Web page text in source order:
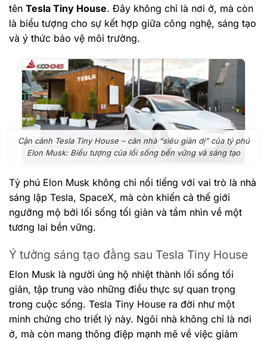
tên Tesla Tiny House. Đây không chỉ là nơi ở, mà còn
là biểu tượng cho sự kết hợp giữa công nghệ, sáng tạo
và ý thức bảo vệ môi trường.
Cận cảnh Tesla Tiny House – căn nhà “siêu giản dị” của tỷ phú
Elon Musk: Biểu tượng của lối sống bền vững và sáng tạo
Tỷ phú Elon Musk không chỉ nổi tiếng với vai trò là nhà
sáng lập Tesla, SpaceX, mà còn khiến cả thế giới
ngưỡng mộ bởi lối sống tối giản và tầm nhìn về một
tương lai bền vững.
Ý tưởng sáng tạo đằng sau Tesla Tiny House
Elon Musk là người ủng hộ nhiệt thành lối sống tối
giản, tập trung vào những điều thực sự quan trọng
trong cuộc sống. Tesla Tiny House ra đời như một
minh chứng cho triết lý này. Ngôi nhà không chỉ là nơi
ở, mà còn mang thông điệp mạnh mẽ về việc giảm